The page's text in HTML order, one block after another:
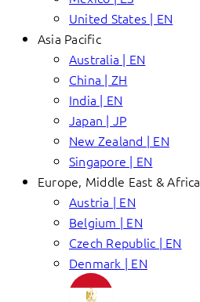
United States | EN
Asia Pacific
Australia | EN
China | ZH
India | EN
Japan | JP
New Zealand | EN
Singapore | EN
Europe, Middle East & Africa
Austria | EN
Belgium | EN
Czech Republic | EN
Denmark | EN